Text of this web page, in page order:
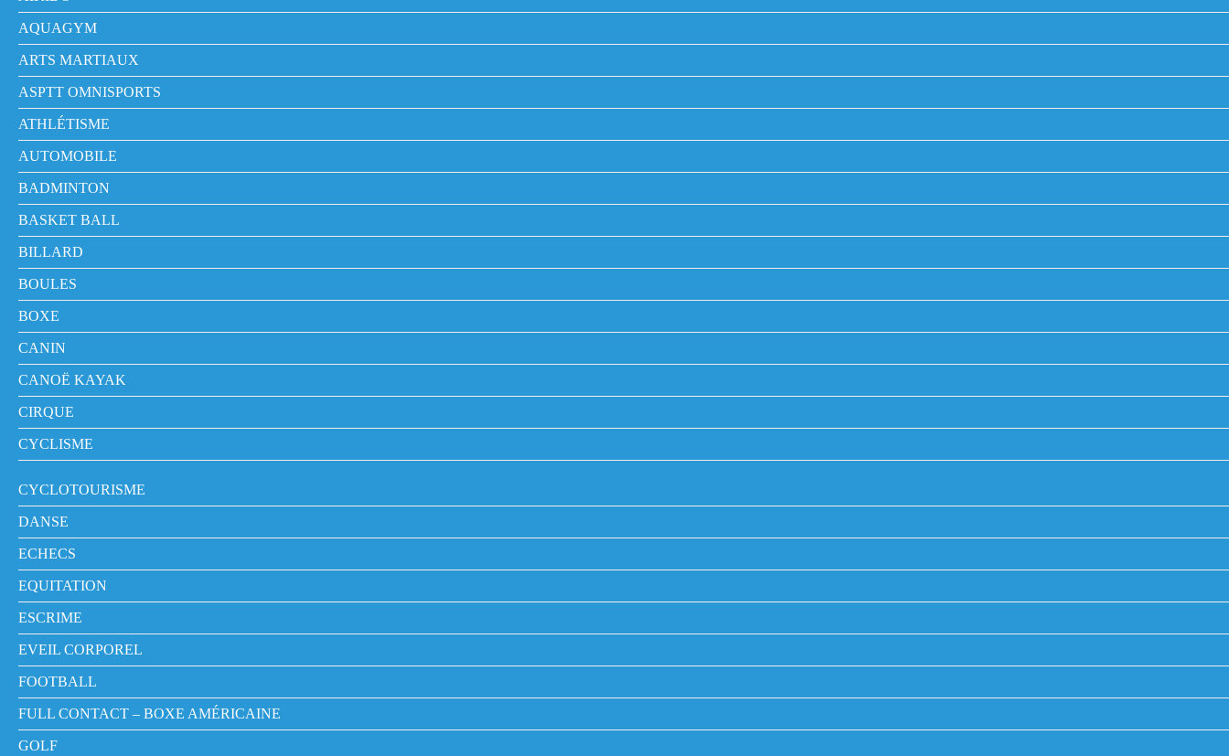
AQUAGYM
ARTS MARTIAUX
ASPTT OMNISPORTS
ATHLÉTISME
AUTOMOBILE
BADMINTON
BASKET BALL
BILLARD
BOULES
BOXE
CANIN
CANOË KAYAK
CIRQUE
CYCLISME
CYCLOTOURISME
DANSE
ECHECS
EQUITATION
ESCRIME
EVEIL CORPOREL
FOOTBALL
FULL CONTACT – BOXE AMÉRICAINE
GOLF